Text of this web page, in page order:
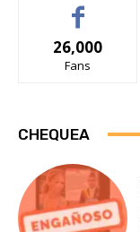
26,000
Fans
CHEQUEA